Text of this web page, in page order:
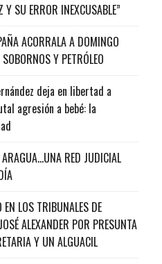
Y SU ERROR INEXCUSABLE”
ACORRALA A DOMINGO
Y PETRÓLEO
deja en libertad a
agresión a bebé: la
RED JUDICIAL
LOS TRIBUNALES DE
ALEXANDER POR PRESUNTA
Y UN ALGUACIL